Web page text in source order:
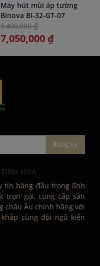
Máy hút mùi áp tường
Binova BI-32-GT-07
9,400,000 ₫
7,050,000 ₫
HOA
tín hàng đầu trong lĩnh
trọn gói, cung cấp sản
châu Âu chính hãng với
cùng đội ngũ kiến